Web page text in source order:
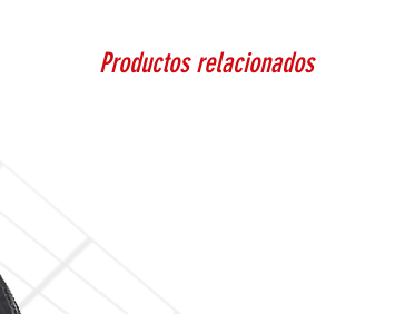
Productos relacionados